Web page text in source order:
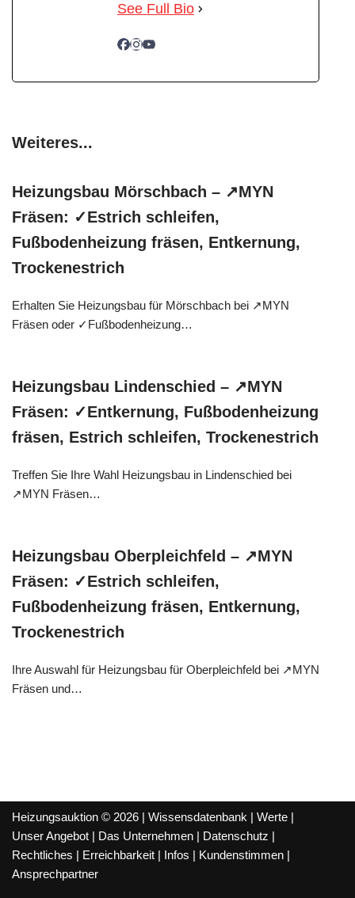
See Full Bio
Weiteres...
Heizungsbau Mörschbach – ↗️MYN
Fräsen: ✓Estrich schleifen,
Fußbodenheizung fräsen, Entkernung,
Trockenestrich
Erhalten Sie Heizungsbau für Mörschbach bei ↗️MYN
Fräsen oder ✓Fußbodenheizung…
Heizungsbau Lindenschied – ↗️MYN
Fräsen: ✓Entkernung, Fußbodenheizung
fräsen, Estrich schleifen, Trockenestrich
Treffen Sie Ihre Wahl Heizungsbau in Lindenschied bei
↗️MYN Fräsen…
Heizungsbau Oberpleichfeld – ↗️MYN
Fräsen: ✓Estrich schleifen,
Fußbodenheizung fräsen, Entkernung,
Trockenestrich
Ihre Auswahl für Heizungsbau für Oberpleichfeld bei ↗️MYN
Fräsen und…
Heizungsauktion © 2026 | Wissensdatenbank | Werte |
Unser Angebot | Das Unternehmen | Datenschutz |
Rechtliches | Erreichbarkeit | Infos | Kundenstimmen |
Ansprechpartner